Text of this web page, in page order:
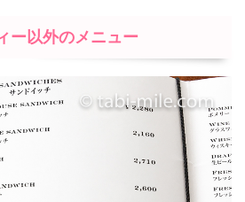
ー以外のメニュー